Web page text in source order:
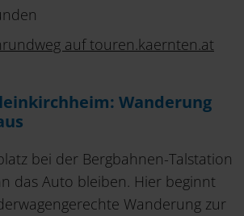
auf touren.kaernten.at
Wanderung
bei der Bergbahnen-Talstation
das Auto bleiben. Hier beginnt
Wanderung zur